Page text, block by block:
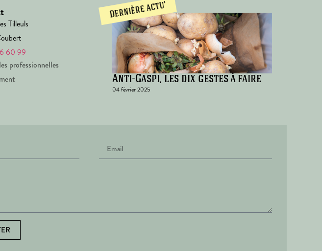
Tilleuls
60 99
professionnelles
Anti-Gaspi, les dix gestes à faire
04 février 2025
Dernière actu'